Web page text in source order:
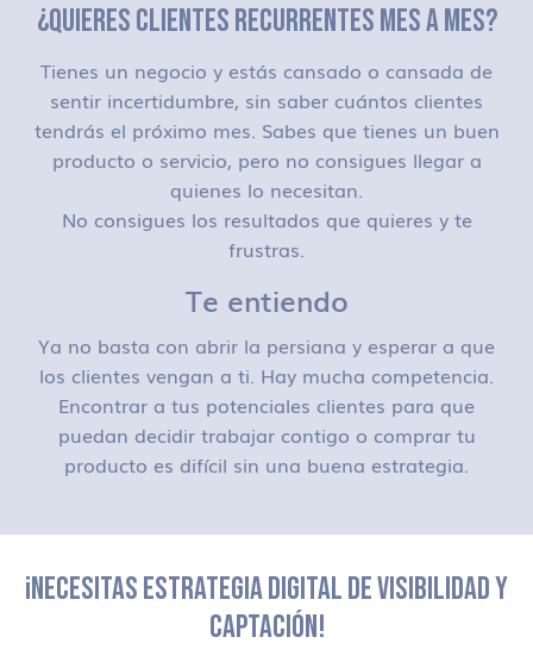
¿QUIERES CLIENTES RECURRENTES MES A MES?
Tienes un negocio y estás cansado o cansada de
sentir incertidumbre, sin saber cuántos clientes
tendrás el próximo mes. Sabes que tienes un buen
producto o servicio, pero no consigues llegar a
quienes lo necesitan.
No consigues los resultados que quieres y te
frustras.
Te entiendo
Ya no basta con abrir la persiana y esperar a que
los clientes vengan a ti. Hay mucha competencia.
Encontrar a tus potenciales clientes para que
puedan decidir trabajar contigo o comprar tu
producto es difícil sin una buena estrategia.
¡NECESITAS ESTRATEGIA DIGITAL DE VISIBILIDAD Y
CAPTACIÓN!